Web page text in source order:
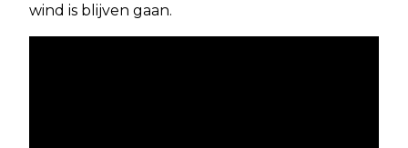
wind is blijven gaan.